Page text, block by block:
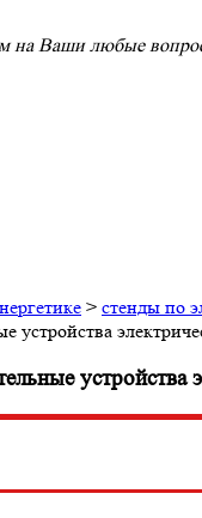
на Ваши любые
> стенды по
устройства